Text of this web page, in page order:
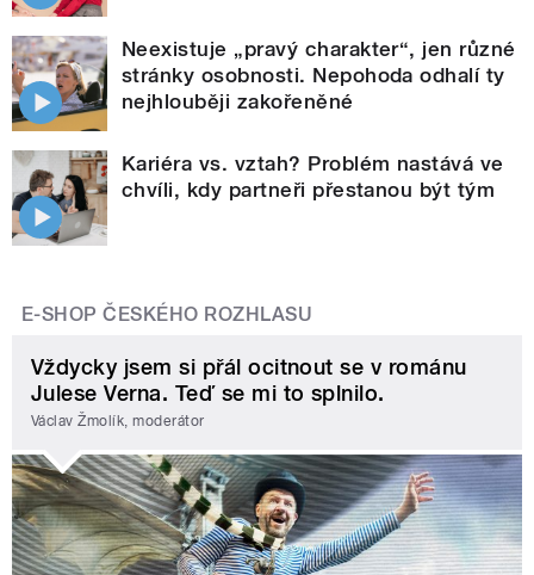
Neexistuje „pravý charakter“, jen různé
stránky osobnosti. Nepohoda odhalí ty
nejhlouběji zakořeněné
Kariéra vs. vztah? Problém nastává ve
chvíli, kdy partneři přestanou být tým
E-SHOP ČESKÉHO ROZHLASU
Vždycky jsem si přál ocitnout se v románu
Julese Verna. Teď se mi to splnilo.
Václav Žmolík, moderátor